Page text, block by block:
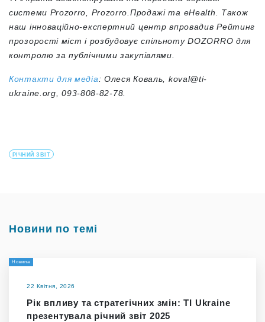
системи Prozorro, Prozorro.Продажі та eHealth. Також
наш інноваційно-експертний центр впровадив Рейтинг
прозорості міст і розбудовує спільноту DOZORRO для
контролю за публічними закупівлями.
Контакти для медіа: Олеся Коваль, koval@ti-
ukraine.org, 093-808-82-78.
РІЧНИЙ ЗВІТ
Новини по темі
Новина
22 Квітня, 2026
Рік впливу та стратегічних змін: TI Ukraine
презентувала річний звіт 2025